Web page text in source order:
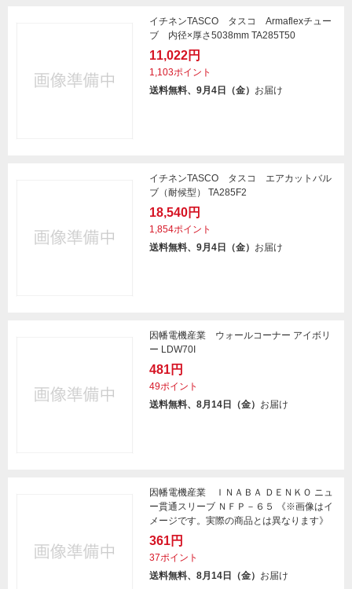
イチネンTASCO タスコ Armaflexチュー
ブ 内径×厚さ5038mm TA285T50
11,022円
1,103ポイント
送料無料、9月4日（金） お届け
イチネンTASCO タスコ エアカットバル
ブ（耐候型） TA285F2
18,540円
1,854ポイント
送料無料、9月4日（金） お届け
因幡電機産業 ウォールコーナー アイボリ
ー LDW70I
481円
49ポイント
送料無料、8月14日（金） お届け
因幡電機産業 ＩＮＡＢＡ ＤＥＮＫＯ ニュ
ー貫通スリーブ ＮＦＰ－６５ 《※画像はイ
メージです。実際の商品とは異なります》
361円
37ポイント
送料無料、8月14日（金） お届け